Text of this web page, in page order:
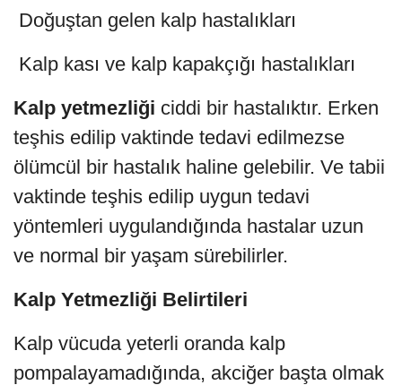
Doğuştan gelen kalp hastalıkları
Kalp kası ve kalp kapakçığı hastalıkları
Kalp yetmezliği ciddi bir hastalıktır. Erken
teşhis edilip vaktinde tedavi edilmezse
ölümcül bir hastalık haline gelebilir. Ve tabii
vaktinde teşhis edilip uygun tedavi
yöntemleri uygulandığında hastalar uzun
ve normal bir yaşam sürebilirler.
Kalp Yetmezliği Belirtileri
Kalp vücuda yeterli oranda kalp
pompalayamadığında, akciğer başta olmak